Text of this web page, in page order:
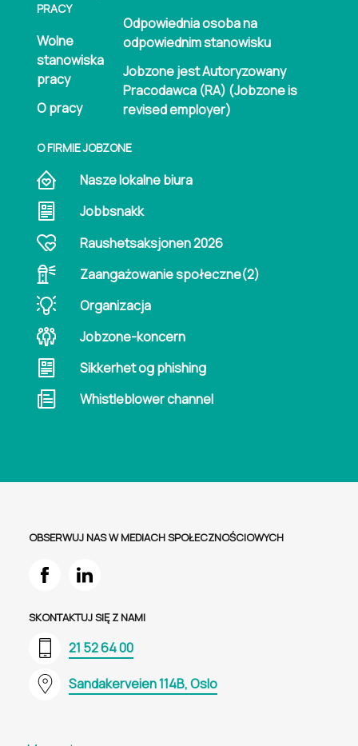
PRACY
Wolne
stanowiska
pracy
O pracy
Odpowiednia osoba na
odpowiednim stanowisku
Jobzone jest Autoryzowany
Pracodawca (RA) (Jobzone is
revised employer)
O FIRMIE JOBZONE
Nasze lokalne biura
Jobbsnakk
Raushetsaksjonen 2026
Zaangażowanie społeczne(2)
Organizacja
Jobzone-koncern
Sikkerhet og phishing
Whistleblower channel
OBSERWUJ NAS W MEDIACH SPOŁECZNOŚCIOWYCH
SKONTAKTUJ SIĘ Z NAMI
21 52 64 00
Sandakerveien 114B, Oslo